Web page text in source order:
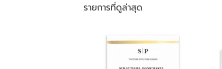
รายการที่ดูล่าสุด